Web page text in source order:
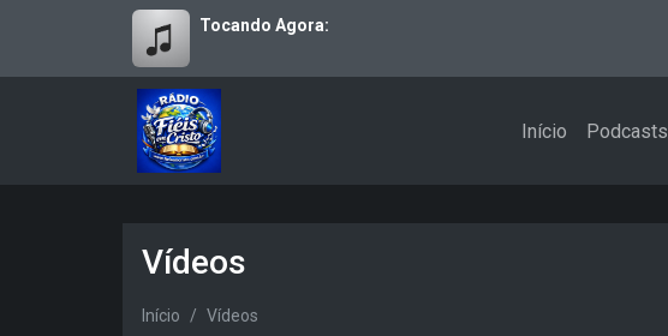
Tocando Agora:
Início Podcasts
Vídeos
Início Vídeos